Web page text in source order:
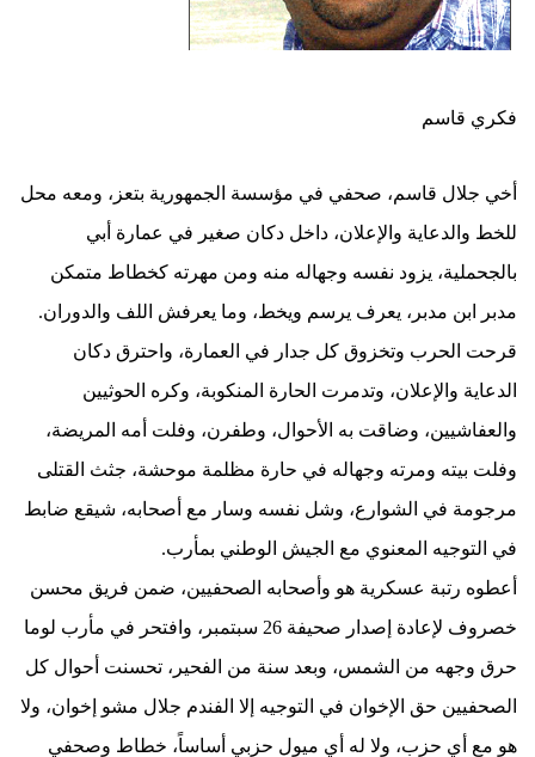
فكري قاسم
أخي جلال قاسم، صحفي في مؤسسة الجمهورية بتعز، ومعه محل
للخط والدعاية والإعلان، داخل دكان صغير في عمارة أبي
بالجحملية، يزود نفسه وجهاله منه ومن مهرته كخطاط متمكن
مدبر ابن مدبر، يعرف يرسم ويخط، وما يعرفش اللف والدوران.
قرحت الحرب وتخزوق كل جدار في العمارة، واحترق دكان
الدعاية والإعلان، وتدمرت الحارة المنكوبة، وكره الحوثيين
والعفاشيين، وضاقت به الأحوال، وطفرن، وفلت أمه المريضة،
وفلت بيته ومرته وجهاله في حارة مظلمة موحشة، جثث القتلى
مرجومة في الشوارع، وشل نفسه وسار مع أصحابه، شيقع ضابط
في التوجيه المعنوي مع الجيش الوطني بمأرب.
أعطوه رتبة عسكرية هو وأصحابه الصحفيين، ضمن فريق محسن
خصروف لإعادة إصدار صحيفة 26 سبتمبر، وافتحر في مأرب لوما
حرق وجهه من الشمس، وبعد سنة من الفحير، تحسنت أحوال كل
الصحفيين حق الإخوان في التوجيه إلا الفندم جلال مشو إخوان، ولا
هو مع أي حزب، ولا له أي ميول حزبي أساساً، خطاط وصحفي